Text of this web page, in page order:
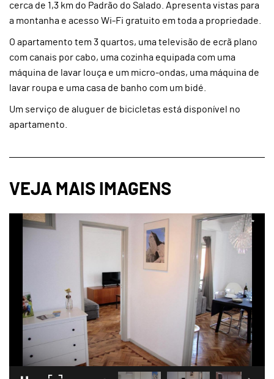
cerca de 1,3 km do Padrão do Salado. Apresenta vistas para
a montanha e acesso Wi-Fi gratuito em toda a propriedade.
O apartamento tem 3 quartos, uma televisão de ecrã plano
com canais por cabo, uma cozinha equipada com uma
máquina de lavar louça e um micro-ondas, uma máquina de
lavar roupa e uma casa de banho com um bidé.
Um serviço de aluguer de bicicletas está disponível no
apartamento.